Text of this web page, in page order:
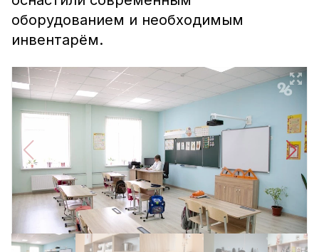
оборудованием и необходимым
инвентарём.